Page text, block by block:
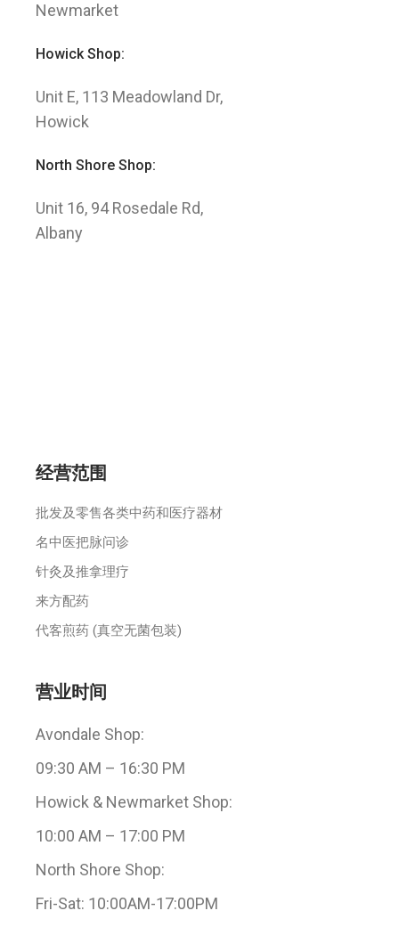
Newmarket
Howick Shop:
Unit E, 113 Meadowland Dr,
Howick
North Shore Shop:
Unit 16, 94 Rosedale Rd,
Albany
经营范围
批发及零售各类中药和医疗器材
名中医把脉问诊
针灸及推拿理疗
来方配药
代客煎药 (真空无菌包装)
营业时间
Avondale Shop:
09:30 AM – 16:30 PM
Howick & Newmarket Shop:
10:00 AM – 17:00 PM
North Shore Shop:
Fri-Sat: 10:00AM-17:00PM